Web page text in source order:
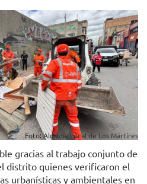
Foto: Alcaldía Local de Los Mártires
gracias al trabajo conjunto de
distrito quienes verificaron el
urbanísticas y ambientales en